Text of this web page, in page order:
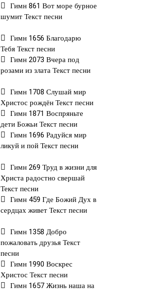
Гимн 861 Вот море бурное
шумит Текст песни
Гимн 1656 Благодарю
Тебя Текст песни
Гимн 2073 Вчера под
розами из злата Текст песни
Гимн 1708 Слушай мир
Христос рождён Текст песни
Гимн 1871 Воспряньте
дети Божьи Текст песни
Гимн 1696 Радуйся мир
ликуй и пой Текст песни
Гимн 269 Труд в жизни для
Христа радостно свершай
Текст песни
Гимн 459 Где Божий Дух в
сердцах живет Текст песни
Гимн 1358 Добро
пожаловать друзья Текст
песни
Гимн 1990 Воскрес
Христос Текст песни
Гимн 1657 Жизнь наша на